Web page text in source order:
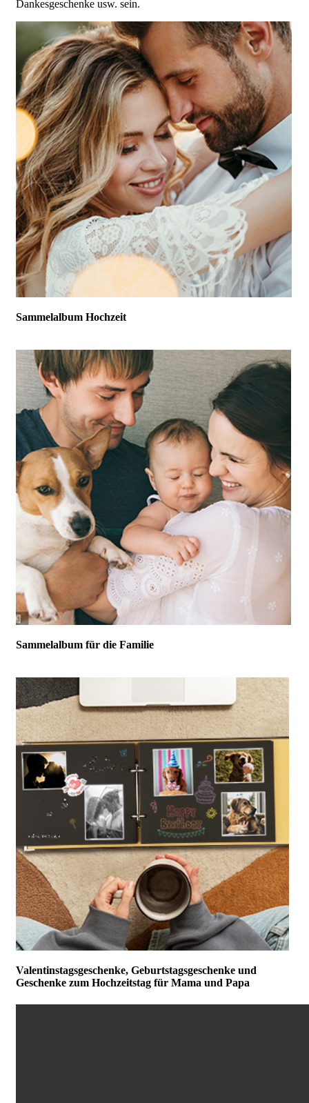
Dankesgeschenke usw. sein.
Sammelalbum Hochzeit
Sammelalbum für die Familie
Valentinstagsgeschenke, Geburtstagsgeschenke und
Geschenke zum Hochzeitstag für Mama und Papa